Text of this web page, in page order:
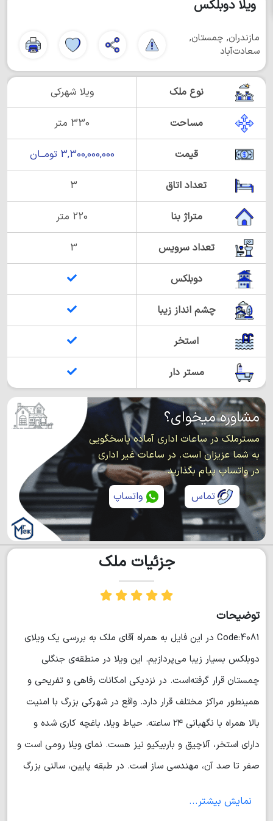
ویلا دوبلکس
مازندران, چمستان,
سعادت‌آباد
نوع ملک ویلا شهرکی
مساحت 330 متر
قیمت 3,300,000,000 تومــان
تعداد اتاق 3
متراژ بنا 220 متر
تعداد سرویس 3
دوبلکس
چشم انداز زیبا
استخر
مستر دار
مشاوره میخوای؟
مسترملک در ساعات اداری آماده پاسخگویی
به شما عزیزان است. در ساعات غیر اداری
در واتساپ پیام بگذارید.
تماس
واتساپ
جزئیات ملک
توضیحات
Code:4081 در این فایل به همراه آقای ملک به بررسی یک ویلای
دوبلکس بسیار زیبا می‌پردازیم. این ویلا در منطقه‌ی جنگلی
چمستان قرار گرفته‌است. در نزدیکی امکانات رفاهی و تفریحی و
همینطور مراکز مختلف قرار دارد. واقع در شهرکی بزرگ با امنیت
بالا همراه با نگهبانی ۲۴ ساعته. حیاط ویلا، باغچه کاری شده و
دارای استخر، آلاچیق و باربیکیو نیز هست. نمای ویلا رومی است و
صفر تا صد آن، مهندسی ساز است. در طبقه پایین، سالنی بزرگ
نمایش بیشتر...